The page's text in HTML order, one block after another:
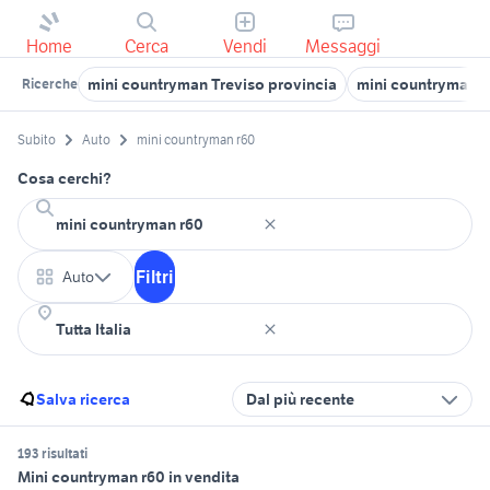
Home Cerca Vendi Messaggi
Ricerche mini countryman Treviso provincia mini countryman
Subito Auto mini countryman r60
Cosa cerchi?
Auto Filtri
Salva ricerca Dal più recente
193 risultati
Mini countryman r60 in vendita